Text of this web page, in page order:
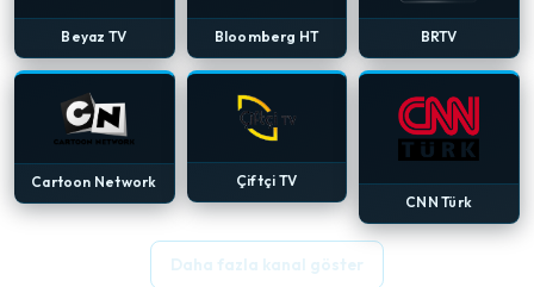
Beyaz TV Bloomberg HT BRTV
Cartoon Network
Çiftçi TV
CNN Türk
Daha fazla kanal göster